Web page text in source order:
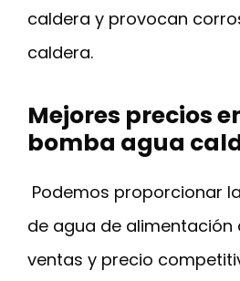
caldera y provocan
caldera.
Mejores precios
bomba agua
Podemos proporcionar
de agua de
ventas y precio